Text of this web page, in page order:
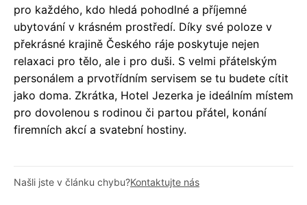
pro každého, kdo hledá pohodlné a příjemné
ubytování v krásném prostředí. Díky své poloze v
překrásné krajině Českého ráje poskytuje nejen
relaxaci pro tělo, ale i pro duši. S velmi přátelským
personálem a prvotřídním servisem se tu budete cítit
jako doma. Zkrátka, Hotel Jezerka je ideálním místem
pro dovolenou s rodinou či partou přátel, konání
firemních akcí a svatební hostiny.
Našli jste v článku chybu?Kontaktujte nás